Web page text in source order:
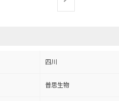
四川
普思生物